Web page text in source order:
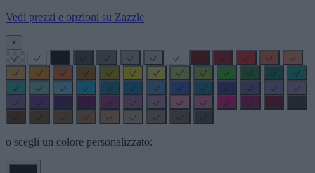
Vedi prezzi e opzioni su Zazzle
×
o scegli un colore personalizzato: